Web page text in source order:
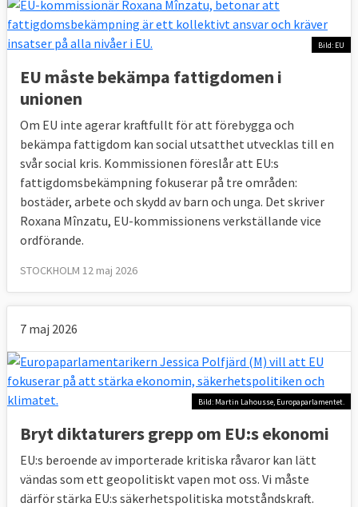
Bild: EU
EU måste bekämpa fattigdomen i
unionen
Om EU inte agerar kraftfullt för att förebygga och
bekämpa fattigdom kan social utsatthet utvecklas till en
svår social kris. Kommissionen föreslår att EU:s
fattigdomsbekämpning fokuserar på tre områden:
bostäder, arbete och skydd av barn och unga. Det skriver
Roxana Mînzatu, EU-kommissionens verkställande vice
ordförande.
STOCKHOLM 12 maj 2026
7 maj 2026
Bild: Martin Lahousse, Europaparlamentet.
Bryt diktaturers grepp om EU:s ekonomi
EU:s beroende av importerade kritiska råvaror kan lätt
vändas som ett geopolitiskt vapen mot oss. Vi måste
därför stärka EU:s säkerhetspolitiska motståndskraft.